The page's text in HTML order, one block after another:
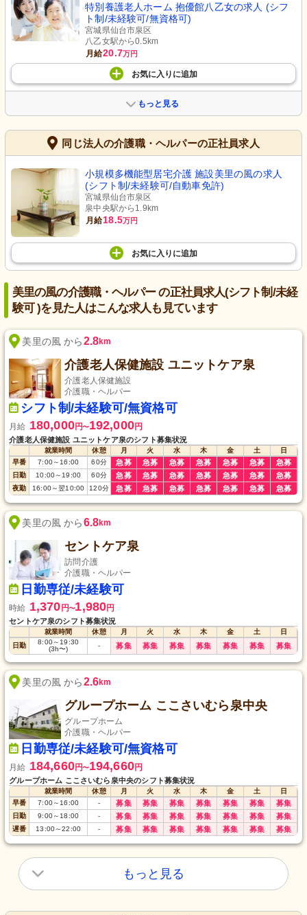
特別養護老人ホーム 抱優館八乙女の求人 (シフ
ト制/未経験可/無資格可)
宮城県仙台市泉区
八乙女駅から0.5km
月給20.7万円
お気に入り に追加
もっと見る
同じ法人の介護職・ヘルパーの正社員求人
小規模多機能型居宅介護 施設美里の風の求人
(シフト制/未経験可/自動車免許)
宮城県仙台市泉区
泉中央駅から1.9km
月給18.5万円
お気に入り に追加
美里の風の介護職・ヘルパー の正社員求人(シフト制/未経
験可 )を見た人はこんな求人も見ています
美里の風 から2.8km
介護老人保健施設 ユニットケア泉
介護老人保健施設
介護職・ヘルパー
シフト制/未経験可/無資格可
月給 180,000円〜192,000円
介護老人保健施設 ユニットケア泉のシフト募集状況
就業時間 休憩 月 火 水 木 金 土
日
早番
7:00～16:00 60分 急募 急募 急募 急募 急募 急募 急募
日勤 10:00～19:00 60分 急募 急募 急募 急募 急募 急募 急募
夜勤 16:00～翌10:00 120分 急募 急募 急募 急募 急募 急募 急募
美里の風 から6.8km
セントケア泉
訪問介護
介護職・ヘルパー
日勤専従/未経験可
時給 1,370 円〜1,980円
セントケア泉のシフト募集状況
就業時間 休憩 月 火 水 木 金 土
日
日勤
8:00～19:30
(3h〜)
- 募集 募集 募集 募集 募集 募集 募集
美里の風 から2.6km
グループホーム ここさいむら泉中央
グループホーム
介護職・ヘルパー
日勤専従/未経験可/無資格可
月給 184,660円〜194,660円
グループホーム ここさいむら泉中央のシフト募集状況
就業時間 休憩 月 火 水 木 金 土
日
早番
7:00～16:00 - 募集 募集 募集 募集 募集 募集 募集
日勤 9:00～18:00 - 募集 募集 募集 募集 募集 募集 募集
遅番 13:00～22:00 - 募集 募集 募集 募集 募集 募集 募集
もっと見る